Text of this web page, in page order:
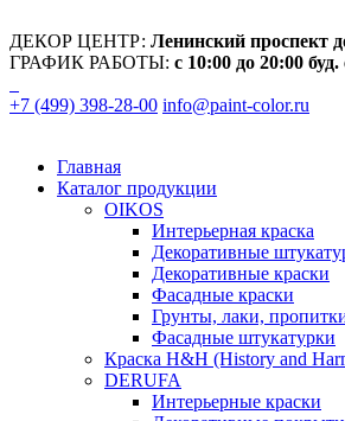
ДЕКОР ЦЕНТР: Ленинский проспект
ГРАФИК РАБОТЫ: с 10:00 до 20:00
+7 (499) 398-28-00 info@paint-color.ru
Главная
Каталог продукции
OIKOS
Интерьерная краска
Декоративные
Декоративные краски
Фасадные краски
Грунты, лаки,
Фасадные штукатурки
Краска H&H (History and
DERUFA
Интерьерные краски